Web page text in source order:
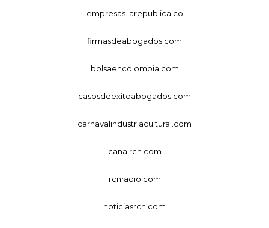
empresas.larepublica.co
firmasdeabogados.com
bolsaencolombia.com
casosdeexitoabogados.com
carnavalindustriacultural.com
canalrcn.com
rcnradio.com
noticiasrcn.com